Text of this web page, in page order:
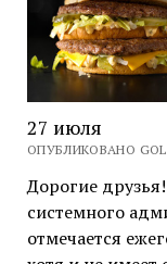
27 июля
ОПУБЛИКОВАНО
Дорогие
системного
отмечается